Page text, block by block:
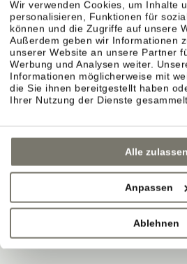
Wir verwenden Cookies, um Inhalte
personalisieren, Funktionen für
können und die Zugriffe auf unsere
Außerdem geben wir Informationen
unserer Website an unsere Partner
Werbung und Analysen weiter.
Informationen möglicherweise mit
die Sie ihnen bereitgestellt haben
Ihrer Nutzung der Dienste
Alle zulassen
Anpassen
Ablehnen